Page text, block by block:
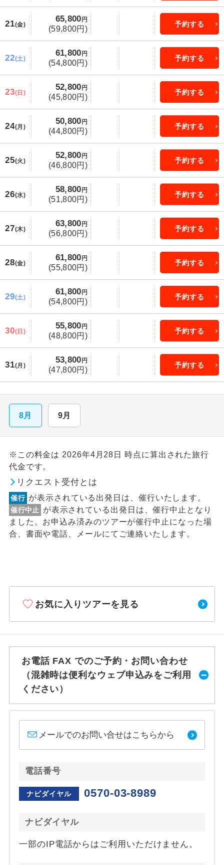
21(金)
65,800 円
(59,800円)
予約する
22(土)
61,800 円
(54,800円)
予約する
23(日)
52,800 円
(45,800円)
予約する
24(月)
50,800 円
(44,800円)
予約する
25(火)
52,800 円
(46,800円)
予約する
26(水)
58,800 円
(51,800円)
予約する
27(木)
63,800 円
(56,800円)
予約する
28(金)
61,800 円
(55,800円)
予約する
29(土)
61,800 円
(54,800円)
予約する
30(日)
55,800 円
(48,800円)
予約する
31(月)
53,800 円
(47,800円)
予約する
8月 9月
※この料金は 2026年4月28日 時点に算出された旅行
代金です。
リクエスト受付とは
催行 が表示されている出発日は、催行いたします。
催行中止
が表示されている出発日は、催行中止となり
ました。お申込み済みのツアーが催行中止になった場
合、書面や電話、メールにてご連絡いたします。
お気に入りツアーを見る
お電話 FAX でのご予約・お問い合わせ
（混雑時は便利なウェブ申込みをご利用
ください）
メールでのお問い合せはこちらから
電話番号
ナビダイヤル 0570-03-8989
ナビダイヤル
一部のIP電話からはご利用いただけません。